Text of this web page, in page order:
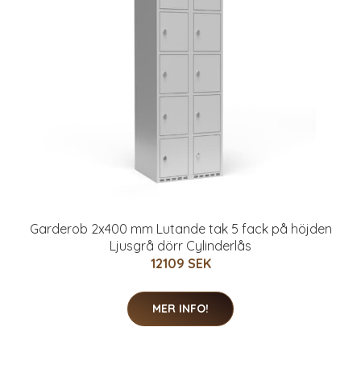
Garderob 2x400 mm Lutande tak 5 fack på höjden
Ljusgrå dörr Cylinderlås
12109 SEK
MER INFO!